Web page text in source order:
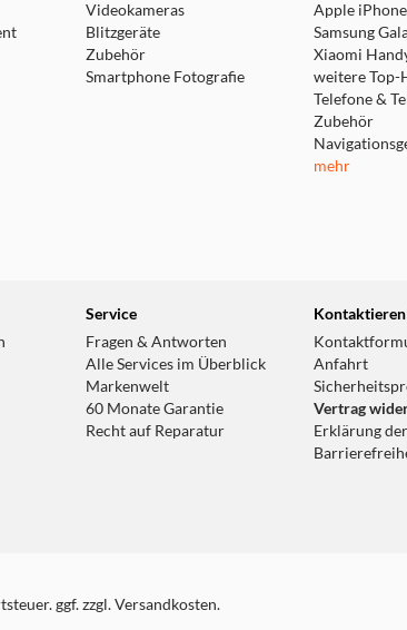
Videokameras
Blitzgeräte
Zubehör
Smartphone Fotografie
Apple
Samsung
Xiaomi
weitere Top-
Telefone &
Zubehör
mehr
Service
Fragen & Antworten
Alle Services im Überblick
Markenwelt
60 Monate Garantie
Recht auf Reparatur
Kontaktieren
Anfahrt
Vertrag
Erklärung der
ggf. zzgl. Versandkosten.